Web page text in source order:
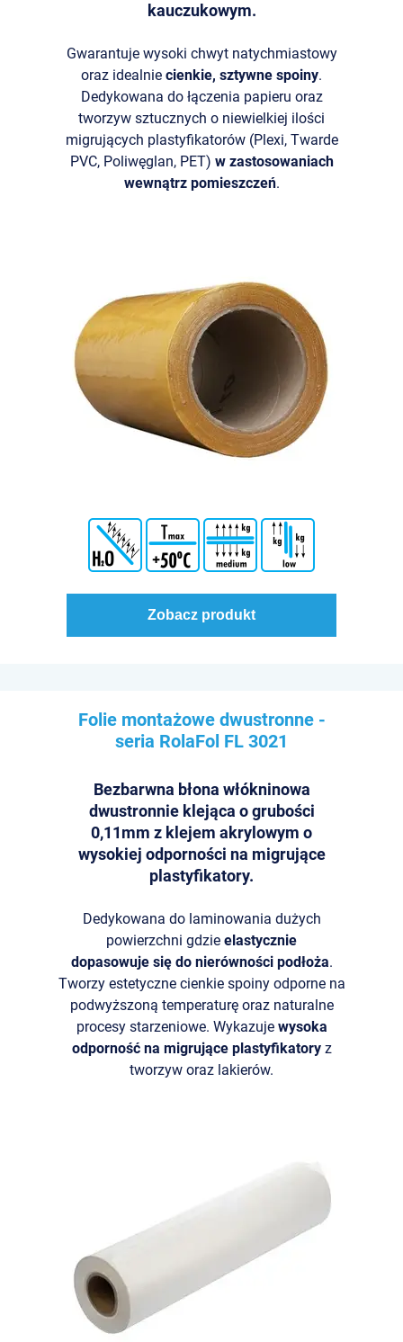
kauczukowym.
Gwarantuje wysoki chwyt natychmiastowy
oraz idealnie cienkie, sztywne spoiny.
Dedykowana do łączenia papieru oraz
tworzyw sztucznych o niewielkiej ilości
migrujących plastyfikatorów (Plexi, Twarde
PVC, Poliwęglan, PET) w zastosowaniach
wewnątrz pomieszczeń.
Zobacz produkt
Folie montażowe dwustronne -
seria RolaFol FL 3021
Bezbarwna błona włókninowa
dwustronnie klejąca o grubości
0,11mm z klejem akrylowym o
wysokiej odporności na migrujące
plastyfikatory.
Dedykowana do laminowania dużych
powierzchni gdzie elastycznie
dopasowuje się do nierówności podłoża.
Tworzy estetyczne cienkie spoiny odporne na
podwyższoną temperaturę oraz naturalne
procesy starzeniowe. Wykazuje wysoka
odporność na migrujące plastyfikatoryz
tworzyw oraz lakierów.